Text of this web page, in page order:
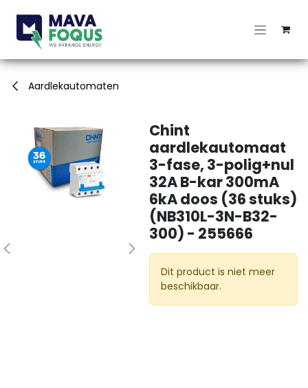
Aardlekautomaten
Chint
aardlekautomaat
3-fase, 3-polig+nul
32A B-kar 300mA
6kA doos (36 stuks)
(NB310L-3N-B32-
300) - 255666
Dit product is niet meer
beschikbaar.